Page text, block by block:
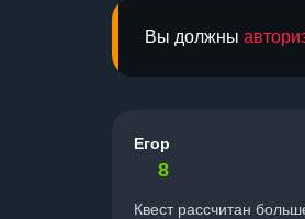
Вы должны
Егор
8
Квест рассчитан